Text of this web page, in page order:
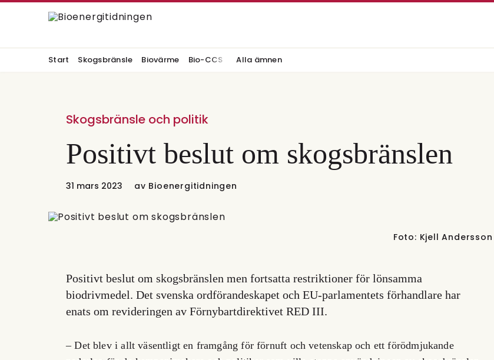
Start Skogsbränsle Biovärme Bio-CCS Alla ämnen
Skogsbränsle och politik
Positivt beslut om skogsbränslen
31 mars 2023 av Bioenergitidningen
Foto: Kjell Andersson
Positivt beslut om skogsbränslen men fortsatta restriktioner för lönsamma
biodrivmedel. Det svenska ordförandeskapet och EU-parlamentets förhandlare har
enats om revideringen av Förnybartdirektivet RED III.
– Det blev i allt väsentligt en framgång för förnuft och vetenskap och ett förödmjukande